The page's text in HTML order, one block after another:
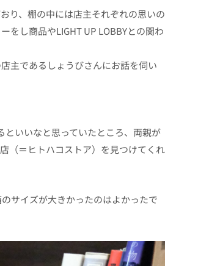
り、棚の中には店主それぞれの思いの
をし商品やLIGHT UP LOBBYとの関わ
主であるしょうびさんにお話を伺い
といいなと思っていたところ、両親が
（＝ヒトハコストア）を見つけてくれ
サイズが大きかったのはよかったで